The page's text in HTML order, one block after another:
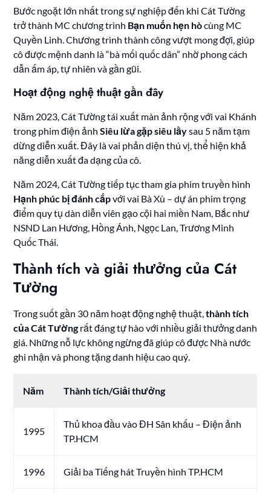
Bước ngoặt lớn nhất trong sự nghiệp đến khi Cát Tường
trở thành MC chương trình Bạn muốn hẹn hòcùng MC
Quyền Linh. Chương trình thành công vượt mong đợi, giúp
cô được mệnh danh là “bà mối quốc dân” nhờ phong cách
dẫn ấm áp, tự nhiên và gần gũi.
Hoạt động nghệ thuật gần đây
Năm 2023, Cát Tường tái xuất màn ảnh rộng với vai Khánh
trong phim điện ảnhSiêu lừa gặp siêu lầysau 5 năm tạm
dừng diễn xuất. Đây là vai phản diện thú vị, thể hiện khả
năng diễn xuất đa dạng của cô.
Năm 2024, Cát Tường tiếp tục tham gia phim truyền hình
Hạnh phúc bị đánh cắpvới vai Bà Xù – dự án phim trọng
điểm quy tụ dàn diễn viên gạo cội hai miền Nam, Bắc như
NSND Lan Hương, Hồng Ánh, Ngọc Lan, Trương Minh
Quốc Thái.
Thành tích và giải thưởng của Cát
Tường
Trong suốt gần 30 năm hoạt động nghệ thuật,thành tích
của Cát Tường rất đáng tự hào với nhiều giải thưởng danh
giá. Những nỗ lực không ngừng đã giúp cô được Nhà nước
ghi nhận và phong tặng danh hiệu cao quý.
Năm Thành tích/Giải thưởng
1995
Thủ khoa đầu vào ĐH Sân khấu – Điện ảnh
TP.HCM
1996 Giải ba Tiếng hát Truyền hình TP.HCM